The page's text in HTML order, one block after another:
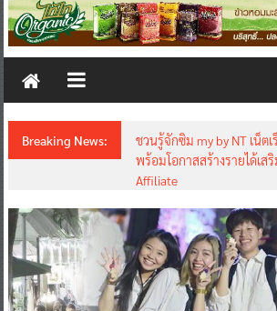
thailandinsidenew.com
Thailand
New
Breaking News:
ชวนรู้จักซิม my by NT เน็ต
พร้อมโอกาสสร้างรายได้เส
Affiliate